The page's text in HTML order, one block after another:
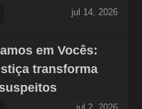
jul 14, 2026
em Vocês:
transforma